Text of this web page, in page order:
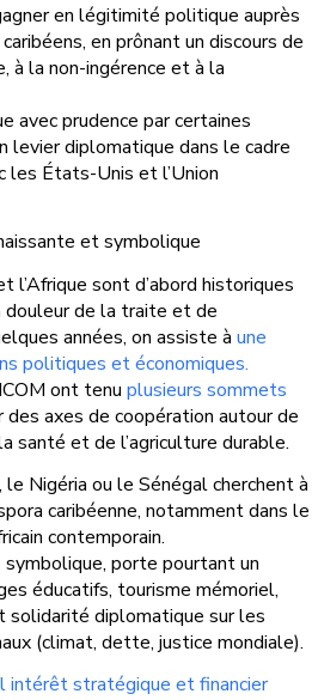
en légitimité politique auprès
en prônant un discours de
à la non-ingérence et à la
avec prudence par certaines
levier diplomatique dans le cadre
les États-Unis et l’Union
et symbolique
l’Afrique sont d’abord historiques
de la traite et de
années, on assiste à une
politiques et économiques.
ont tenu plusieurs sommets
axes de coopération autour de
santé et de l’agriculture durable.
le Nigéria ou le Sénégal cherchent à
caribéenne, notamment dans le
contemporain.
porte pourtant un
éducatifs, tourisme mémoriel,
solidarité diplomatique sur les
(climat, dette, justice mondiale).
intérêt stratégique et financier